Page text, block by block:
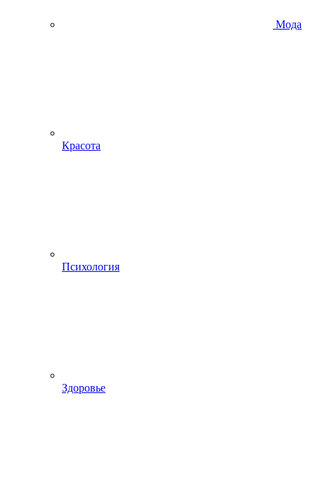
Мода
Красота
Психология
Здоровье